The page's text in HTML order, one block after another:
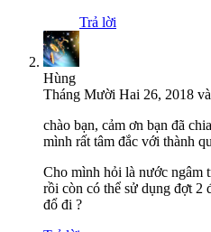
Trả lời
Hùng
Tháng Mười Hai 26, 2018
chào bạn, cảm ơn bạn đã
mình rất tâm đắc với thành
Cho mình hỏi là nước ngâm
rồi còn có thể sử dụng đợt 2
đổ đi ?